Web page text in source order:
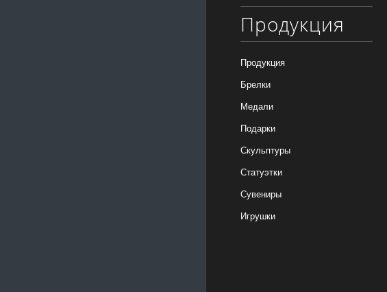
Продукция
Продукция
Брелки
Медали
Подарки
Скульптуры
Статуэтки
Сувениры
Игрушки